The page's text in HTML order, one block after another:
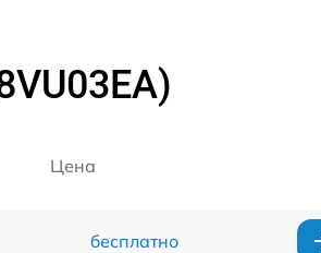
Цена
бесплатно